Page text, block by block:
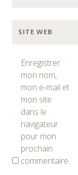
SITE WEB
Enregistrer
mon nom,
mon e-mail et
mon site
dans le
navigateur
pour mon
prochain
commentaire.